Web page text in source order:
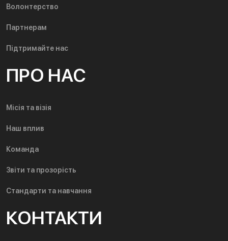
Волонтерство
Партнерам
Підтримайте нас
ПРО НАС
Місія та візія
Наш вплив
Команда
Звіти та прозорість
Стандарти та навчання
КОНТАКТИ